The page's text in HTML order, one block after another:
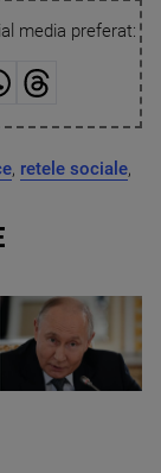
media preferat:
, retele sociale,